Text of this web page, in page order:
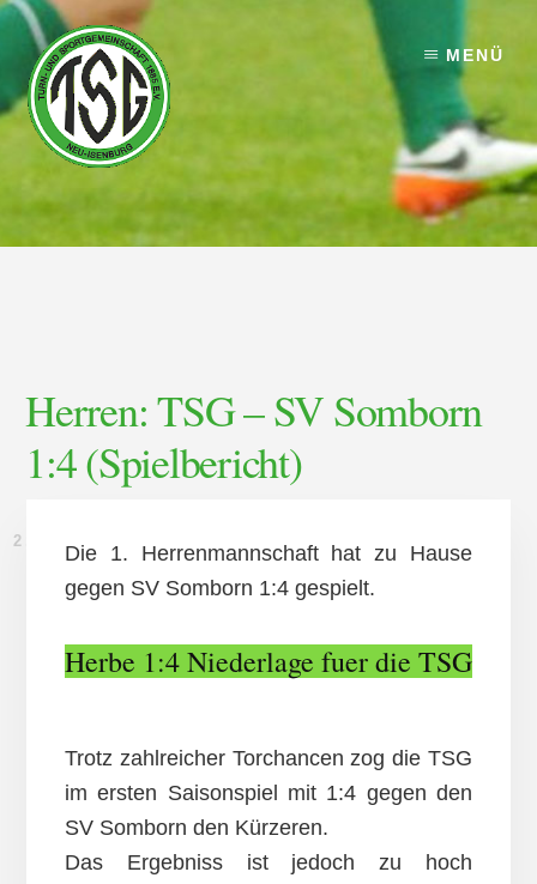
Skip
content
Skip
footer
MENÜ
Herren: TSG – SV Somborn
1:4 (Spielbericht)
2. AUGUST 2015
Die 1. Herrenmannschaft hat zu Hause
gegen SV Somborn 1:4 gespielt.
Herbe 1:4 Niederlage fuer die TSG
Trotz zahlreicher Torchancen zog die TSG
im ersten Saisonspiel mit 1:4 gegen den
SV Somborn den Kürzeren.
Das Ergebniss ist jedoch zu hoch